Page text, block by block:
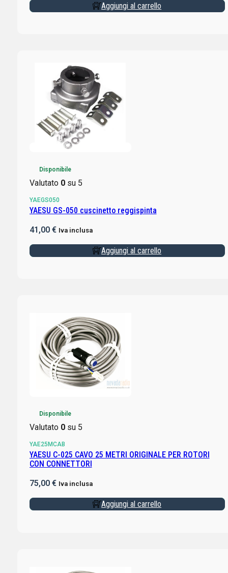
Aggiungi al carrello
Disponibile
Valutato 0su 5
YAEGS050
YAESU GS-050 cuscinetto reggispinta
41,00 € Iva inclusa
Aggiungi al carrello
Disponibile
Valutato 0su 5
YAE25MCAB
YAESU C-025 CAVO 25 METRI ORIGINALE PER ROTORI
CON CONNETTORI
75,00 € Iva inclusa
Aggiungi al carrello